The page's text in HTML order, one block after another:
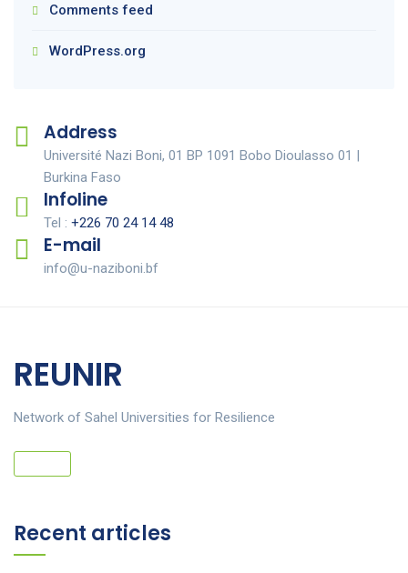
Comments feed
WordPress.org
Address
Université Nazi Boni, 01 BP 1091 Bobo Dioulasso 01 |
Burkina Faso
Infoline
Tel : +226 70 24 14 48
E-mail
info@u-naziboni.bf
REUNIR
Network of Sahel Universities for Resilience
Recent articles